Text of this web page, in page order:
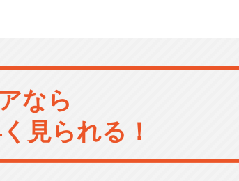
なら
見られる！